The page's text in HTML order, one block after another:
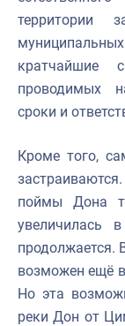
территории
кратчайшие
проводимых
сроки и
Кроме того,
поймы Дона
увеличилась
продолжается.
возможен ещё
Но эта
реки Дон от